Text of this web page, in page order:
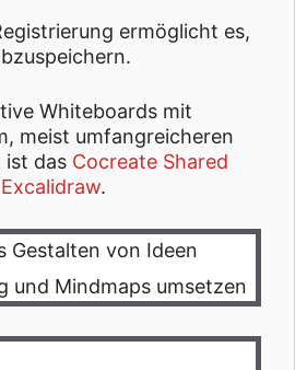
ermöglicht es,
Whiteboards mit
meist umfangreicheren
ist das Cocreate Shared
Excalidraw.
Gestalten von Ideen
und Mindmaps umsetzen